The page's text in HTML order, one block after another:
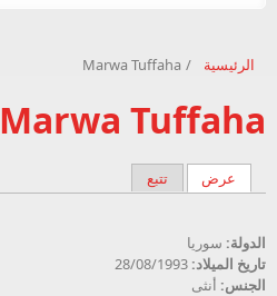
الرئيسية /
Marwa Tuffaha
Marwa Tuffaha
التبويبات الأساسية
عرض (علامة التبويب النشطة)
تتبع
الدولة: سوريا
تاريخ الميلاد: 28/08/1993
الجنس: أنثى